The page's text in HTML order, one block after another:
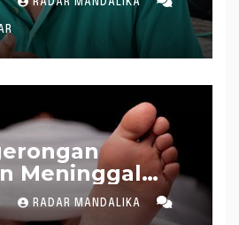
Najamudin
Hakim
Bakal
Tipikor
MA
RADAR MANDALIKA
Meninggal
Ikan di
RADAR MANDALIKA